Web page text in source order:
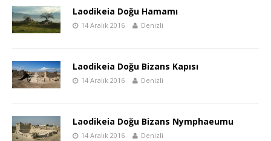
Laodikeia Doğu Hamamı
14 Aralık 2016 Denizli
Laodikeia Doğu Bizans Kapısı
14 Aralık 2016 Denizli
Laodikeia Doğu Bizans Nymphaeumu
14 Aralık 2016 Denizli